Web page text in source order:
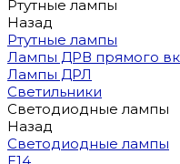
Ртутные лампы
Назад
Ртутные лампы
Лампы ДРВ прямого
Лампы ДРЛ
Светильники
Светодиодные лампы
Назад
Светодиодные лампы